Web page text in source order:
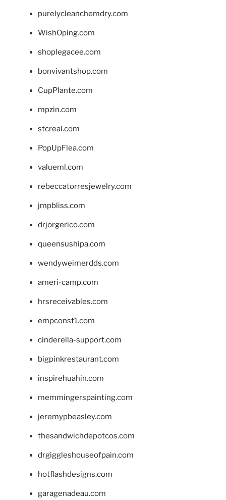
purelycleanchemdry.com
WishOping.com
shoplegacee.com
bonvivantshop.com
CupPlante.com
mpzin.com
stcreal.com
PopUpFlea.com
valueml.com
rebeccatorresjewelry.com
jmpbliss.com
drjorgerico.com
queensushipa.com
wendyweimerdds.com
ameri-camp.com
hrsreceivables.com
empconst1.com
cinderella-support.com
bigpinkrestaurant.com
inspirehuahin.com
memmingerspainting.com
jeremypbeasley.com
thesandwichdepotcos.com
drgiggleshouseofpain.com
hotflashdesigns.com
garagenadeau.com